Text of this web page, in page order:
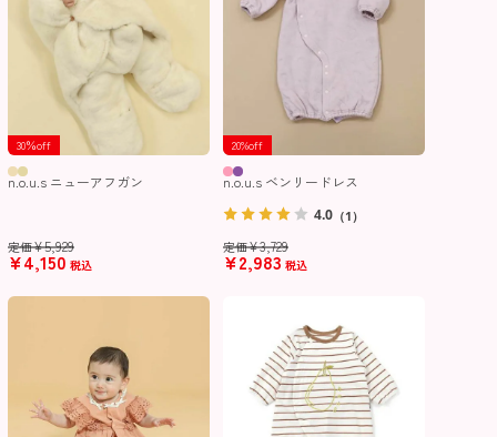
30％off
n.o.u.s ニューアフガン
定価¥5,929
¥4,150 税込
20%off
n.o.u.s ベンリードレス
4.0 （1）
定価¥3,729
¥2,983 税込